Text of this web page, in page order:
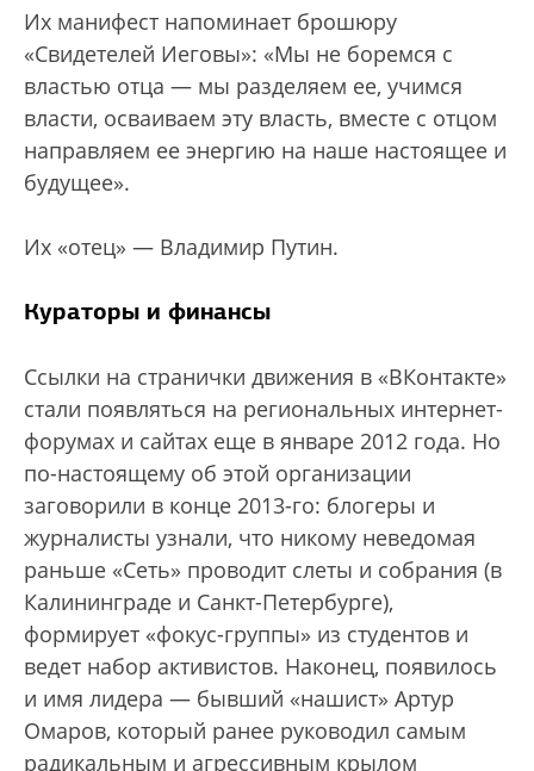
Их манифест напоминает брошюру
«Свидетелей Иеговы»: «Мы не боремся с
властью отца — мы разделяем ее, учимся
власти, осваиваем эту власть, вместе с отцом
направляем ее энергию на наше настоящее и
будущее».
Их «отец» — Владимир Путин.
Кураторы и финансы
Ссылки на странички движения в «ВКонтакте»
стали появляться на региональных интернет-
форумах и сайтах еще в январе 2012 года. Но
по-настоящему об этой организации
заговорили в конце 2013-го: блогеры и
журналисты узнали, что никому неведомая
раньше «Сеть» проводит слеты и собрания (в
Калининграде и Санкт-Петербурге),
формирует «фокус-группы» из студентов и
ведет набор активистов. Наконец, появилось
и имя лидера — бывший «нашист» Артур
Омаров, который ранее руководил самым
радикальным и агрессивным крылом